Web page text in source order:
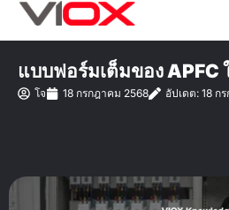
ข้าม
เนื้อหาแบบฟอร์มเต็มของ APFC
โจ 18 กรกฎาคม 2568 อัปเดต: 18 ก